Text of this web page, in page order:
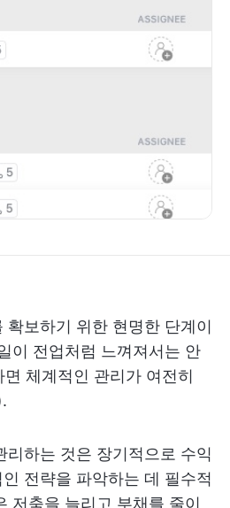
확보하기 위한 현명한 단계이
이 전업처럼 느껴져서는 안
체계적인 관리가 여전히
리하는 것은 장기적으로 수익
전략을 파악하는 데 필수적
저축을 늘리고 부채를 줄이